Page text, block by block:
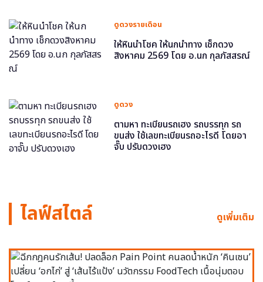
ดูดวงรายเดือน
ให้หินนำโชค ให้นกนำทาง เช็กดวง
สิงหาคม 2569 โดย อ.นก กุลภัสสรณ์
ดูดวง
ตามหา ทะเบียนรถเฮง รถบรรทุก รถ
ขนส่ง ใช้เลขทะเบียนรถอะไรดี โดยอา
จั๊บ ปรับดวงเฮง
ไลฟ์สไตล์ ดูเพิ่มเติม